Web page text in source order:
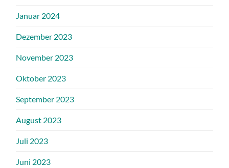
Januar 2024
Dezember 2023
November 2023
Oktober 2023
September 2023
August 2023
Juli 2023
Juni 2023